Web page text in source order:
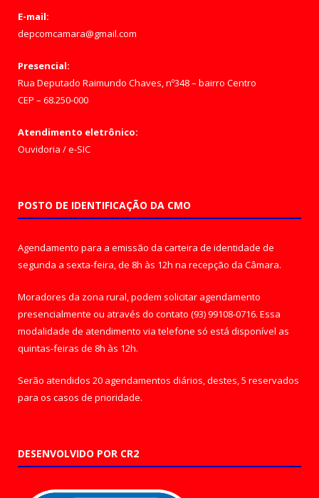
E-mail:
depcomcamara@gmail.com
Presencial:
Rua Deputado Raimundo Chaves, nº348 – bairro Centro
CEP – 68.250-000
Atendimento eletrônico:
Ouvidoria /e-SIC
POSTO DE IDENTIFICAÇÃO DA CMO
Agendamento para a emissão da carteira de identidade de
segunda a sexta-feira, de 8h às 12h na recepção da Câmara.
Moradores da zona rural, podem solicitar agendamento
presencialmente ou através do contato (93) 99108-0716. Essa
modalidade de atendimento via telefone só está disponível as
quintas-feiras de 8h às 12h.
Serão atendidos 20 agendamentos diários, destes, 5 reservados
para os casos de prioridade.
DESENVOLVIDO POR CR2